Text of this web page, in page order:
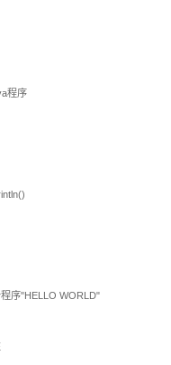
程序
序"HELLO WORLD"